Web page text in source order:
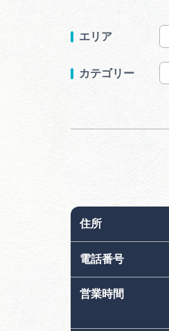
エリア
カテゴリー
住所
電話番号
営業時間